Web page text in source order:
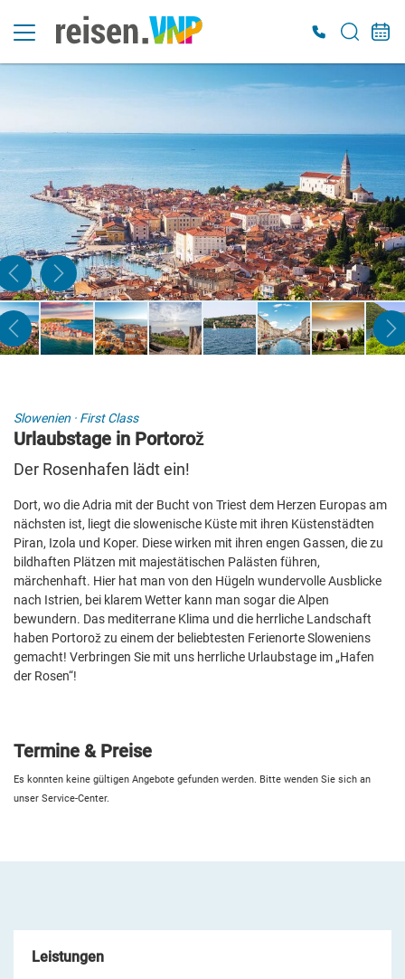
Slowenien · First Class
Urlaubstage in Portorož
Der Rosenhafen lädt ein!
Dort, wo die Adria mit der Bucht von Triest dem Herzen Europas am
nächsten ist, liegt die slowenische Küste mit ihren Küstenstädten
Piran, Izola und Koper. Diese wirken mit ihren engen Gassen, die zu
bildhaften Plätzen mit majestätischen Palästen führen,
märchenhaft. Hier hat man von den Hügeln wundervolle Ausblicke
nach Istrien, bei klarem Wetter kann man sogar die Alpen
bewundern. Das mediterrane Klima und die herrliche Landschaft
haben Portorož zu einem der beliebtesten Ferienorte Sloweniens
gemacht! Verbringen Sie mit uns herrliche Urlaubstage im „Hafen
der Rosen“!
Termine & Preise
Es konnten keine gültigen Angebote gefunden werden. Bitte wenden Sie sich an
unser Service-Center.
Leistungen